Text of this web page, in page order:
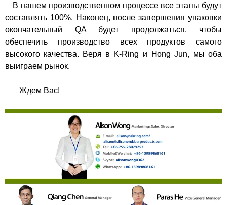
В нашем производственном процессе все этапы будут
составлять 100%. Наконец, после завершения упаковки
окончательный QA будет продолжаться, чтобы
обеспечить производство всех продуктов самого
высокого качества. Веря в K-Ring и Hong Jun, мы оба
выиграем рынок.
Ждем Вас!